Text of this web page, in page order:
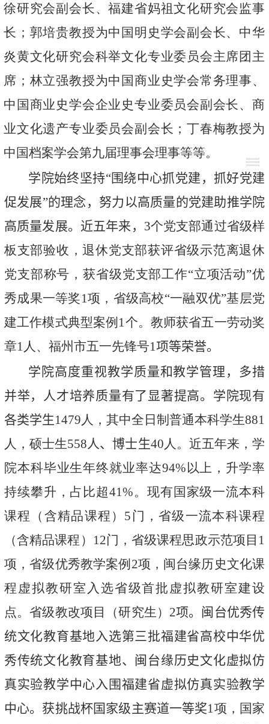
徐研究会副会长、福建省妈祖文化研究会监事
长；郭培贵教授为中国明史学会副会长、中华
炎黄文化研究会科举文化专业委员会主席团主
席；林立强教授为中国商业史学会常务理事、
中国商业史学会企业史专业委员会副会长、商
业文化遗产专业委员会副会长；丁春梅教授为
中国档案学会第九届理事会理事等等。
学院始终坚持“围绕中心抓党建，抓好党建
促发展”的理念，努力以高质量的党建助推学院
高质量发展。 近五年来 ， 3个党支部通过省级样
板支部验收，退休党支部获评省级示范离退休
党支部称号，获省级党支部工作“立项活动”优
秀成果一等奖1项，省级高校“一融双优”基层党
建工作模式典型案例 1个。教师获省五一劳动奖
章1人、福州市五一先锋号1项等荣誉。
学院高度重视教学质量和教学管理，多措
并举，人才培养质量有了显著提高。学院现有
各类学生1479人，其中全日制普通本科学生881
人，硕士生558人、博士生40人。近五年来，学
院本科毕业生年终就业率达94% 以上，升学率
持续攀升，占比超41%。现有国家级一流本科
课程（含精品课程） 5 门，省级一流本科课程
（含精品课程） 12门，省级课程思政示范项目 1
项，省级优秀教学案例 2项，闽台缘历史文化课
程虚拟教研室入选省级首批虚拟教研室建设
点。省级教改项目（研究生） 2项。 闽台优秀传
统文化教育基地入选第三批福建省高校中华优
秀传统文化教育基地、 闽台缘历史文化虚拟仿
真实验教学中心入围福建省虚拟仿真实验教学
中心。 获挑战杯国家级主赛道一等奖1项，国家